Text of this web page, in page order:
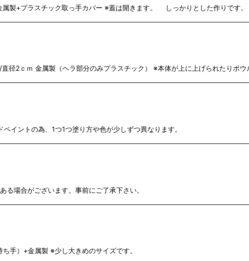
製+プラスチック取っ手カバー ※蓋は開きます。 しっかりとした作りです。
ｍ 金属製（ヘラ部分のみプラスチック） ※本体が上に上げられたりボウ
イントの為、1つ1つ塗り方や色が少しずつ異なります。
場合がございます。事前にご了承下さい。
）+金属製 ※少し大きめのサイズです。